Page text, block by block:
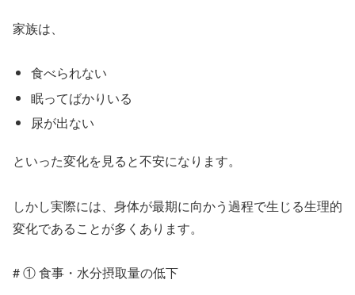
家族は、
食べられない
眠ってばかりいる
尿が出ない
といった変化を見ると不安になります。
しかし実際には、身体が最期に向かう過程で生じる生理的
変化であることが多くあります。
# ① 食事・水分摂取量の低下